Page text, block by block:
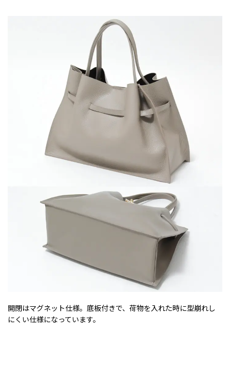
開閉はマグネット仕様。底板付きで、荷物を入れた時に型崩れし
にくい仕様になっています。